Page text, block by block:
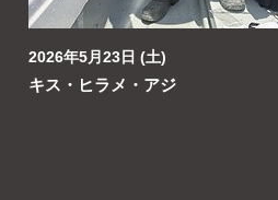
2026年5月23日 (土)
キス・ヒラメ・アジ